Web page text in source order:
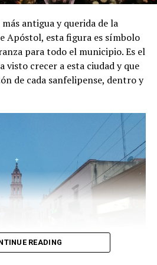
antigua y querida de la
Apóstol, esta figura es símbolo
para todo el municipio. Es el
visto crecer a esta ciudad y que
de cada sanfelipense, dentro y
READING